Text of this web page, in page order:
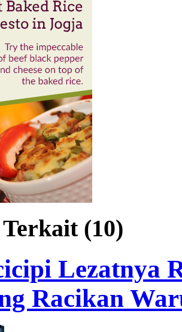
(10)
Lezatnya
Racikan